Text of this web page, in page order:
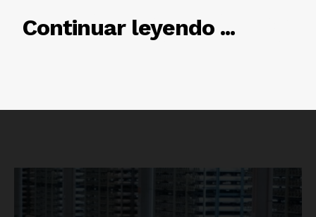
Continuar leyendo ...
RELACIONADO